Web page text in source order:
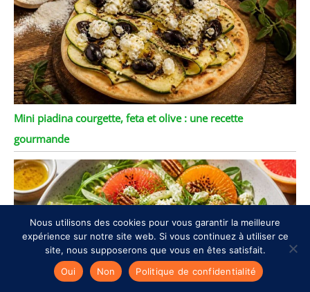
Mini piadina courgette, feta et olive : une recette
gourmande
Nous utilisons des cookies pour vous garantir la meilleure
expérience sur notre site web. Si vous continuez à utiliser ce
site, nous supposerons que vous en êtes satisfait.
Oui
Non Politique de confidentialité